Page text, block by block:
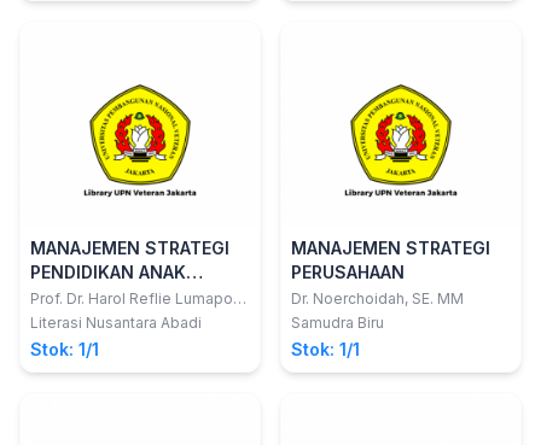
MANAJEMEN STRATEGI
PENDIDIKAN ANAK
BERKEBUTUHAN KHUSUS
Prof. Dr. Harol Reflie Lumapow,
M.Pd.; Prof. Dr. Beatrix Jetje
Debie K.R. Kalalo, MScPH.
Literasi Nusantara Abadi
Stok: 1/1
MANAJEMEN STRATEGI
PERUSAHAAN
Dr. Noerchoidah, SE. MM
Samudra Biru
Stok: 1/1